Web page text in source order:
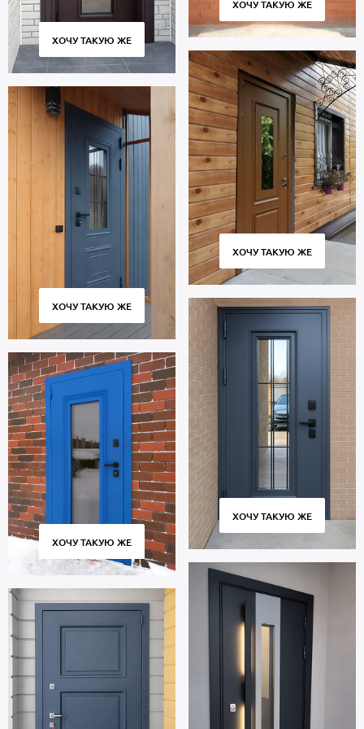
ХОЧУ ТАКУЮ ЖЕ
ХОЧУ ТАКУЮ ЖЕ
ХОЧУ ТАКУЮ ЖЕ
ХОЧУ ТАКУЮ ЖЕ
ХОЧУ ТАКУЮ ЖЕ
ХОЧУ ТАКУЮ ЖЕ